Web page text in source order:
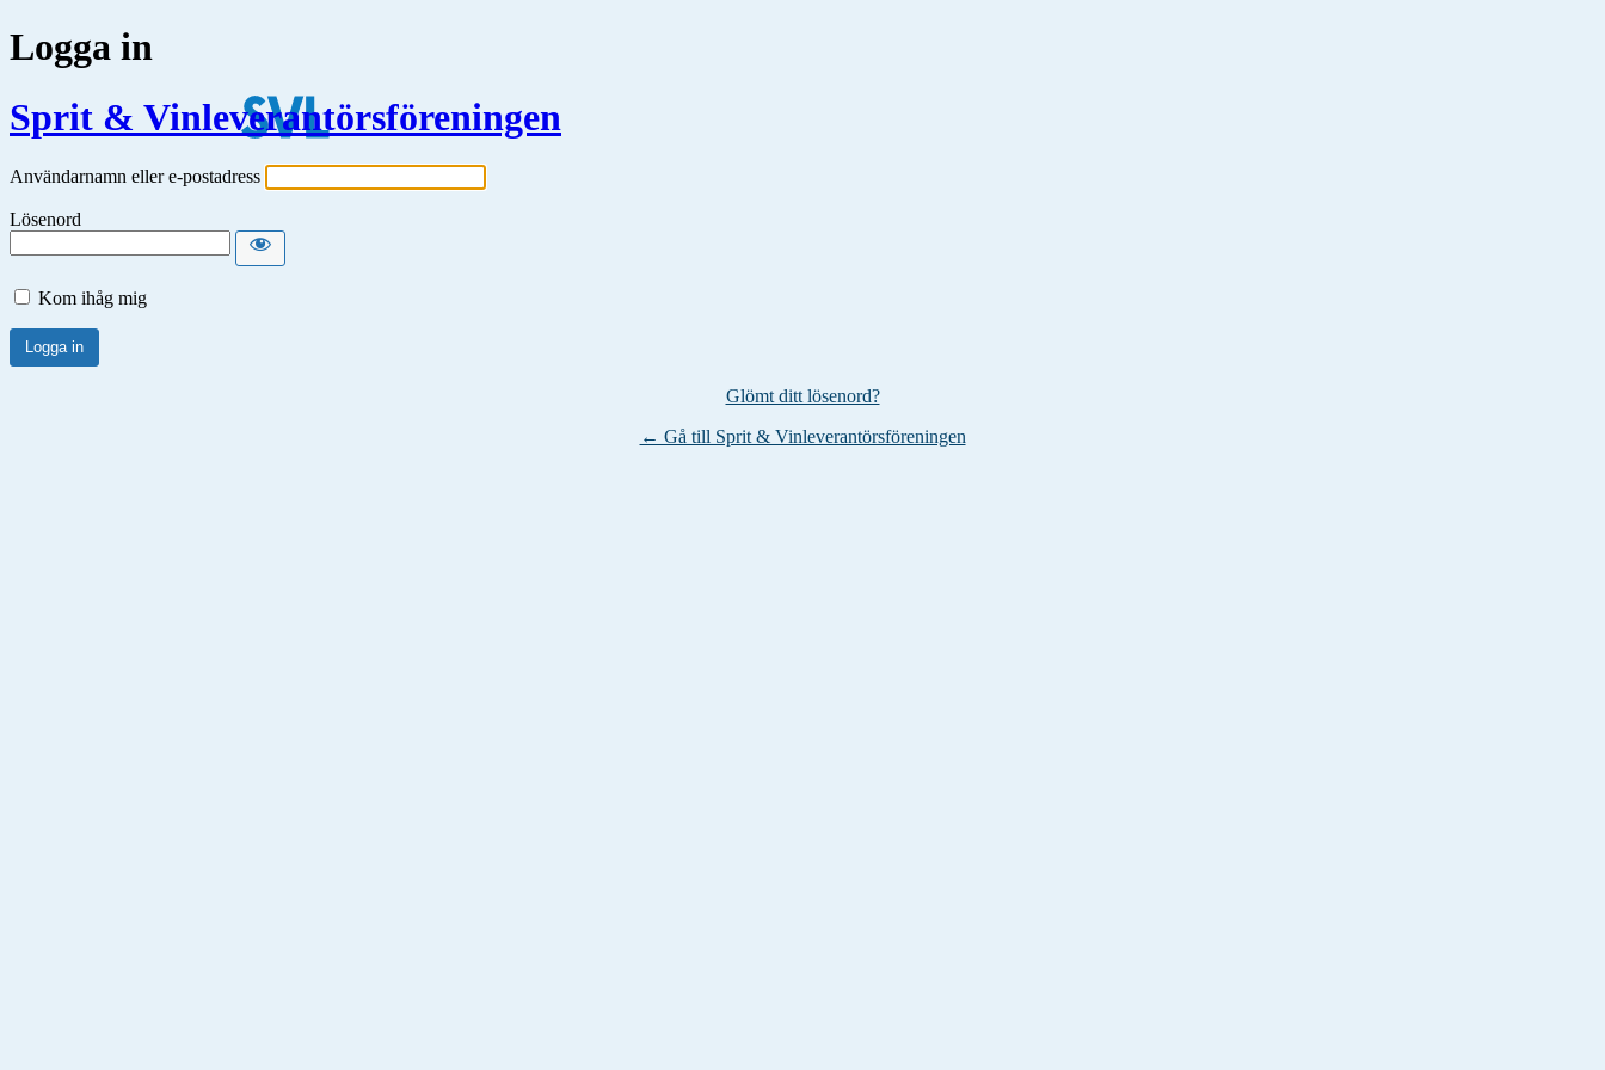
Logga in
Sprit & Vinleverantörsföreningen
Användarnamn eller e-postadress
Lösenord
Kom ihåg mig
Glömt ditt lösenord?
← Gå till Sprit & Vinleverantörsföreningen